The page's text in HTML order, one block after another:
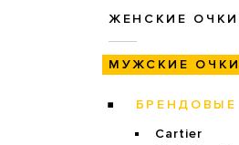
ЖЕНСКИЕ ОЧКИ
МУЖСКИЕ ОЧКИ
БРЕНДОВЫЕ
Cartier